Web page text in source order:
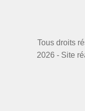
Tous droits
2026 - Site